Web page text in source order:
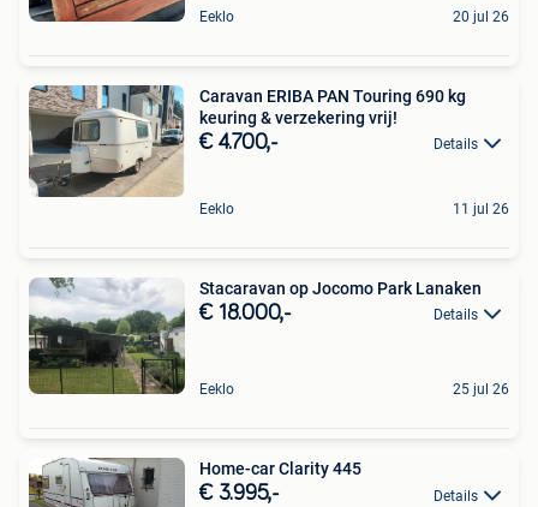
Eeklo 20 jul 26
Caravan ERIBA PAN Touring 690 kg
keuring & verzekering vrij!
€ 4.700,- Details
Eeklo 11 jul 26
Stacaravan op Jocomo Park Lanaken
€ 18.000,- Details
Eeklo 25 jul 26
Home-car Clarity 445
€ 3.995,- Details